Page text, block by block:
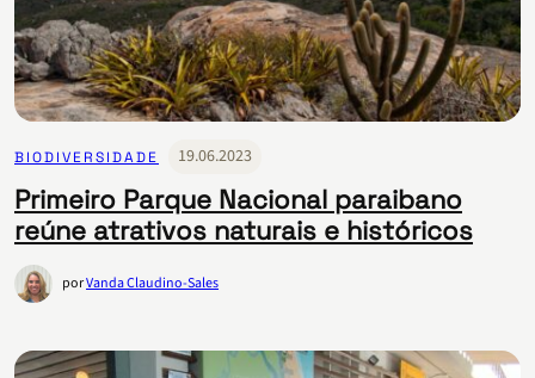
BIODIVERSIDADE 19.06.2023
Primeiro Parque Nacional paraibano
reúne atrativos naturais e históricos
porVanda Claudino-Sales